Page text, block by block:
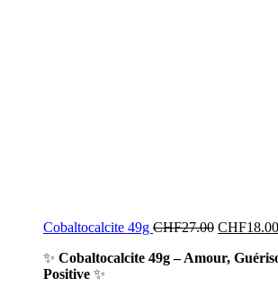
Cobaltocalcite 49g CHF27.00 CHF18.00
✨ Cobaltocalcite 49g – Amour,
Positive ✨